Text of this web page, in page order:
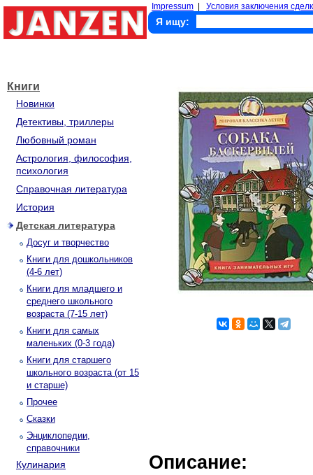
Impressum Условия заключения
Я ищу:
Книги
Новинки
Детективы, триллеры
Любовный роман
Астрология, философия,
психология
Справочная литература
История
Детская литература
Досуг и творчество
Книги для дошкольников
(4-6 лет)
Книги для младшего и
среднего школьного
возраста (7-15 лет)
Книги для самых
маленьких (0-3 года)
Книги для старшего
школьного возраста (от 15
и старше)
Прочее
Сказки
Энциклопедии,
справочники
Кулинария
Описание: